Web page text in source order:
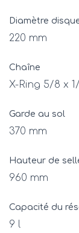
Diamètre
220 mm
Chaîne
X-Ring 5/8 x
Garde au sol
370 mm
Hauteur de
960 mm
Capacité du
9 l